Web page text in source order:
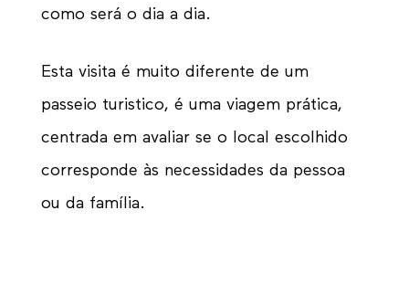
como será o dia a dia.
Esta visita é muito diferente de um
passeio turistico, é uma viagem prática,
centrada em avaliar se o local escolhido
corresponde às necessidades da pessoa
ou da família.